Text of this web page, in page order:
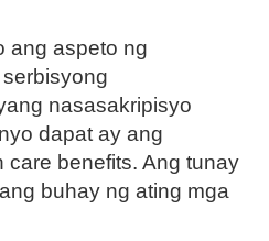
ang aspeto ng
nasasakripisyo
dapat ay ang
care benefits. Ang tunay
buhay ng ating mga